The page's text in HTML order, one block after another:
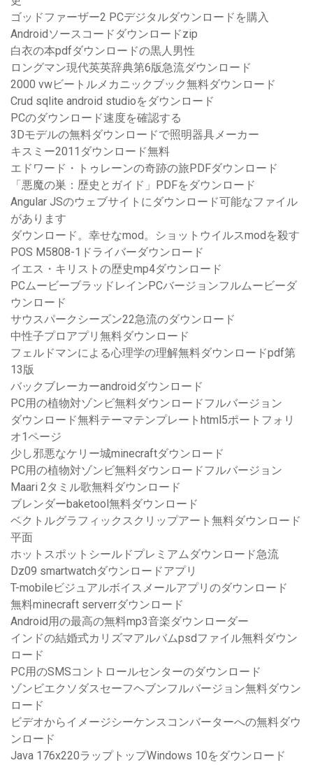
ゴッドファーザー2 PCデジタルダウンロードを購入
Androidソースコードダウンロードzip
白衣の本pdfダウンロードの黒人男性
ロングマン現代英英辞典第6版急流ダウンロード
2000 vwビートルメカニッ​​クブック無料ダウンロード
Crud sqlite android studioをダウンロード
PCのダウンロード速度を確認する
3Dモデルの無料ダウンロードで照明器具メーカー
キスミー2011ダウンロード無料
エドワード・トゥレーンの奇跡の旅PDFダウンロード
「悪魔の巣：歴史とガイド」PDFをダウンロード
Angular JSのウェブサイトにダウンロード可能なファイル
があります
ダウンロード。幸せなmod。ショットウイルスmodを殺す
POS M5808-1ドライバーダウンロード
イエス・キリストの歴史mp4ダウンロード
PCムービーブラッドレインPCバージョンフルムービーダ
ウンロード
サウスパークシーズン22急流のダウンロード
中性子プロアプリ無料ダウンロード
フェルドマンによる心理学の理解無料ダウンロードpdf第
13版
バックブレーカーandroidダウンロード
PC用の植物対ゾンビ無料ダウンロードフルバージョン
ダウンロード無料テーマテンプレートhtml5ポートフォリ
オ1ページ
少し邪悪なケリー城minecraftダウンロード
PC用の植物対ゾンビ無料ダウンロードフルバージョン
Maari 2タミル歌無料ダウンロード
ブレンダーbaketool無料ダウンロード
ベクトルグラフィックスクリップアート無料ダウンロード
平面
ホットスポットシールドプレミアムダウンロード急流
Dz09 smartwatchダウンロードアプリ
T-mobileビジュアルボイスメールアプリのダウンロード
無料minecraft serverrダウンロード
Android用の最高の無料mp3音楽ダウンローダー
インドの結婚式カリズマアルバムpsdファイル無料ダウン
ロード
PC用のSMSコントロールセンターのダウンロード
ゾンビエクソダスセーフヘブンフルバージョン無料ダウン
ロード
ビデオからイメージシーケンスコンバーターへの無料ダウ
ンロード
Java 176x220ラップトップWindows 10をダウンロード